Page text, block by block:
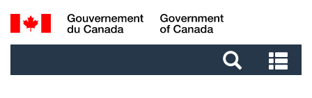
Aller
au
Aller
au
Passer
à
Recherche
et
et